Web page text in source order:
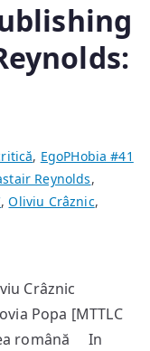
, EgoPHobia #41
Reynolds,
,Oliviu Crâznic,
Crâznic
Popa [MTTLC
română In